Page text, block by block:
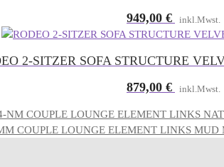
949,00 € inkl.Mwst.
2-SITZER SOFA STRUCTURE
879,00 € inkl.Mwst.
COUPLE LOUNGE ELEMENT LINKS
COUPLE LOUNGE ELEMENT LINKS